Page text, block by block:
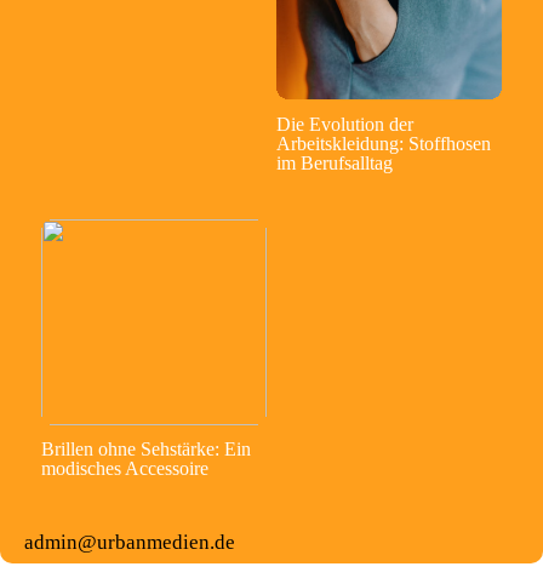
Die Evolution der
Arbeitskleidung: Stoffhosen
im Berufsalltag
Brillen ohne Sehstärke: Ein
modisches Accessoire
admin@urbanmedien.de